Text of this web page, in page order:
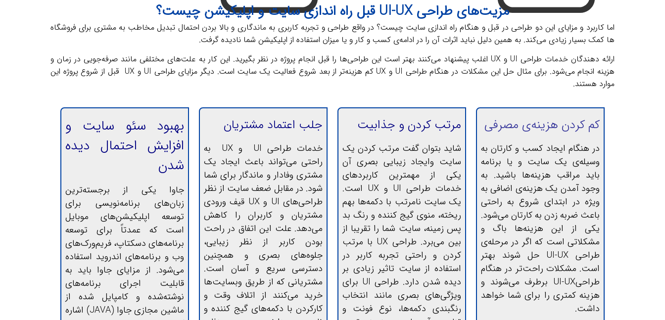
مزیت‌های طراحی UI-UX قبل راه اندازی سایت و اپلیکیشن چیست؟
اما کاربرد و مزایا‌ی این دو طراحی در قبل و هنگام راه اندازی سایت چیست؟ در واقع طراحی و تجربه کاربری به ماندگاری و بالا بردن احتمال تبدیل مخاطب به مشتری برای فروشگاه
ها کمک بسیار زیادی می‌کند. به همین دلیل نباید اثرات آن را در ادامه‌ی کسب و کار و یا میزان استفاده از اپلیکیشن شما نادیده گرفت.
ارائه دهندگان خدمات طراحی UI و UX اغلب پیشنهاد می‌کنند بهتر است این طراحی‌ها را قبل انجام پروژه‌ در نظر بگیرید. این کار به علت‌های مختلفی مانند صرفه‌جویی در زمان و
هزینه‌ انجام می‌شود. برای مثال حل این مشکلات در هنگام طراحی UI و UX کم هزینه‌تر از بعد شروع فعالیت یک سایت است. دیگر مزایا‌ی طراحی UI و UX قبل از شروع پروژه این
موارد هستند.
کم کردن هزینه‌ی مصرفی
در هنگام ایجاد کسب و کارتان به
وسیله‌ی یک سایت و یا برنامه
باید مراقب هزینه‌ها باشید. به
وجود آمدن یک هزینه‌ی اضافی به
ویژه در ابتدای شروع به راحتی
باعث ضربه زدن به کارتان می‌شود.
یکی از این هزینه‌ها باگ و
مشکلاتی است که اگر در مرحله‌ی
طراحی ‌‌UI-UX حل شوند بهتر
است. مشکلات راحت‌تر در هنگام
طراحی‌UI-UX برطرف می‌شوند و
هزینه کمتری را برای شما خواهد
داشت.
مرتب کردن و جذابیت
شاید بتوان گفت مرتب کردن یک
سایت وایجاد زیبایی بصری آن
یکی از مهمترین کاربردهای
خدمات طراحی ‌UI و UX است.
یک سایت نامرتب با دکمه‌ها بهم
ریخته، منوی گیج کننده و رنگ بد
پس زمینه، سایت شما را تقریبا از
بین می‌برد. طراحی UX با مرتب
کردن و راحتی تجربه کاربر در
استفاده از سایت تاثیر زیادی بر
دیده شدن دارد. طراحی UI برای
ویژگی‌های بصری مانند انتخاب
رنگبندی دکمه‌ها، نوع فونت و
جلب اعتماد مشتریان
خدمات طراحی UI و UX به
راحتی می‌تواند باعث ایجاد یک
مشتری وفادار و ماندگار برای شما
شود. در مقابل ضعف سایت از نظر
طراحی‌های UI و UX قیف ورودی
مشتریان و کاربران را کاهش
می‌دهد. علت این اتفاق در راحت
بودن کاربر از نظر زیبایی،
جلوه‌های بصری و همچنین
دسترسی سریع و آسان است.
مشتریانی که از طریق وبسایت‌ها
خرید می‌کنند از اتلاف وقت و
کارکردن با دکمه‌های گیج کننده و
بهبود سئو سایت و
افزایش احتمال دیده
شدن
جاوا یکی از برجسته‌ترین
زبان‌های برنامه‌نویسی برای
توسعه اپلیکیشن‌های موبایل
است که عمدتاً برای توسعه
برنامه‌های دسکتاپ، فریم‌ورک‌های
وب و برنامه‌های اندروید استفاده
می‌شود. از مزایای جاوا باید به
قابلیت اجرای برنامه‌های
نوشته‌شده و کامپایل شده از
ماشین مجازی جاوا (JAVA) اشاره